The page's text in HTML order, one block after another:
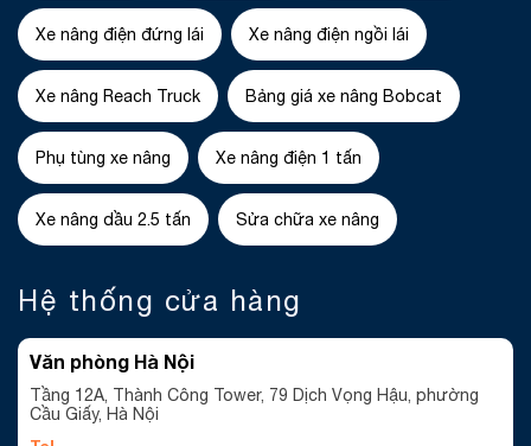
Xe nâng điện đứng lái Xe nâng điện ngồi lái
Xe nâng Reach Truck Bảng giá xe nâng Bobcat
Phụ tùng xe nâng Xe nâng điện 1 tấn
Xe nâng dầu 2.5 tấn Sửa chữa xe nâng
Hệ thống cửa hàng
Văn phòng Hà Nội
Tầng 12A, Thành Công Tower, 79 Dịch Vọng Hậu, phường
Cầu Giấy, Hà Nội